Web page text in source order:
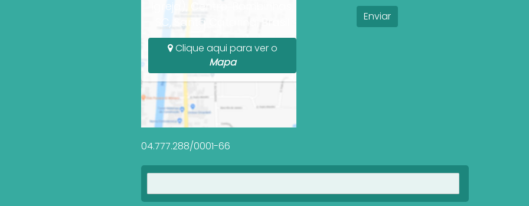
Igreja), Centro, Bombinhas,
SC, Santa Catarina, Brasil
Clique aqui para ver o
Mapa
04.777.288/0001-66